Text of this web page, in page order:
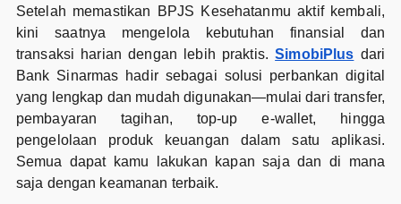
Setelah memastikan BPJS Kesehatanmu aktif kembali,
kini saatnya mengelola kebutuhan finansial dan
transaksi harian dengan lebih praktis.SimobiPlus dari
Bank Sinarmas hadir sebagai solusi perbankan digital
yang lengkap dan mudah digunakan—mulai dari transfer,
pembayaran tagihan, top-up e-wallet, hingga
pengelolaan produk keuangan dalam satu aplikasi.
Semua dapat kamu lakukan kapan saja dan di mana
saja dengan keamanan terbaik.